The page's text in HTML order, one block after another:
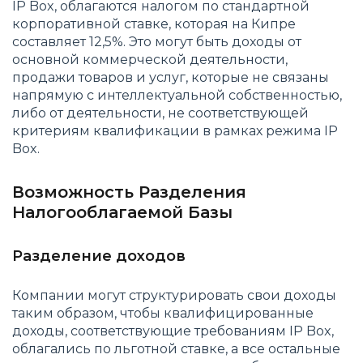
IP Box, облагаются налогом по стандартной
корпоративной ставке, которая на Кипре
составляет 12,5%. Это могут быть доходы от
основной коммерческой деятельности,
продажи товаров и услуг, которые не связаны
напрямую с интеллектуальной собственностью,
либо от деятельности, не соответствующей
критериям квалификации в рамках режима IP
Box.
Возможность Разделения
Налогооблагаемой Базы
Разделение доходов
Компании могут структурировать свои доходы
таким образом, чтобы квалифицированные
доходы, соответствующие требованиям IP Box,
облагались по льготной ставке, а все остальные